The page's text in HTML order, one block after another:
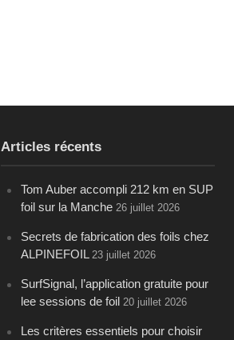
Articles récents
Tom Auber accompli 212 km en SUP
foil sur la Manche 26 juillet 2026
Secrets de fabrication des foils chez
ALPINEFOIL 23 juillet 2026
SurfSignal, l’application gratuite pour
lee sessions de foil 20 juillet 2026
Les critères essentiels pour choisir